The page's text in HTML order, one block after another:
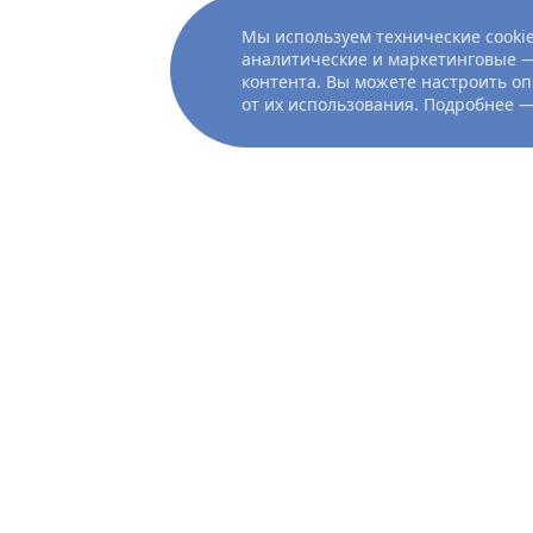
Бён-су замечает
такой же холодный
Мы используем технические
аналитические и маркетинговые
контента. Вы можете настроить
от их использования. Подробнее